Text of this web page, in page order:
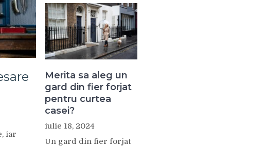
iar
Merita sa aleg un
gard din fier forjat
pentru curtea
casei?
iulie 18, 2024
Un gard din fier forjat